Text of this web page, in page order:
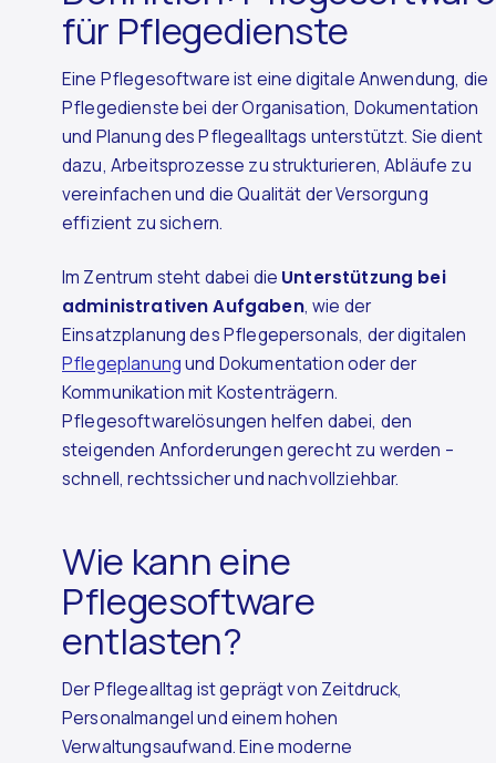
für Pflegedienste
Eine Pflegesoftware ist eine digitale Anwendung, die
Pflegedienste bei der Organisation, Dokumentation
und Planung des Pflegealltags unterstützt. Sie dient
dazu, Arbeitsprozesse zu strukturieren, Abläufe zu
vereinfachen und die Qualität der Versorgung
effizient zu sichern.
Im Zentrum steht dabei die Unterstützung bei
administrativen Aufgaben, wie der
Einsatzplanung des Pflegepersonals, der digitalen
Pflegeplanungund Dokumentation oder der
Kommunikation mit Kostenträgern.
Pflegesoftwarelösungen helfen dabei, den
steigenden Anforderungen gerecht zu werden –
schnell, rechtssicher und nachvollziehbar.
Wie kann eine
Pflegesoftware
entlasten?
Der Pflegealltag ist geprägt von Zeitdruck,
Personalmangel und einem hohen
Verwaltungsaufwand. Eine moderne